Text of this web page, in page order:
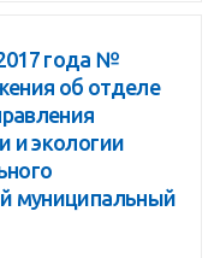
года №
об отделе
и экологии
муниципальный